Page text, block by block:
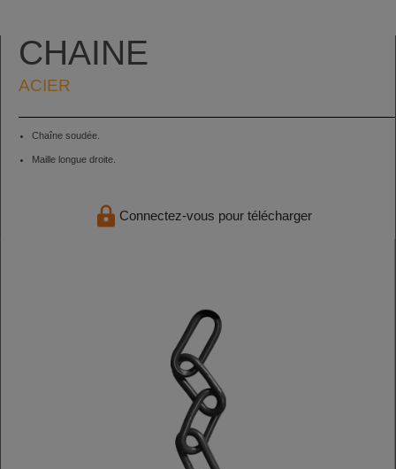
CHAINE
ACIER
Chaîne soudée.
Maille longue droite.
Connectez-vous pour télécharger